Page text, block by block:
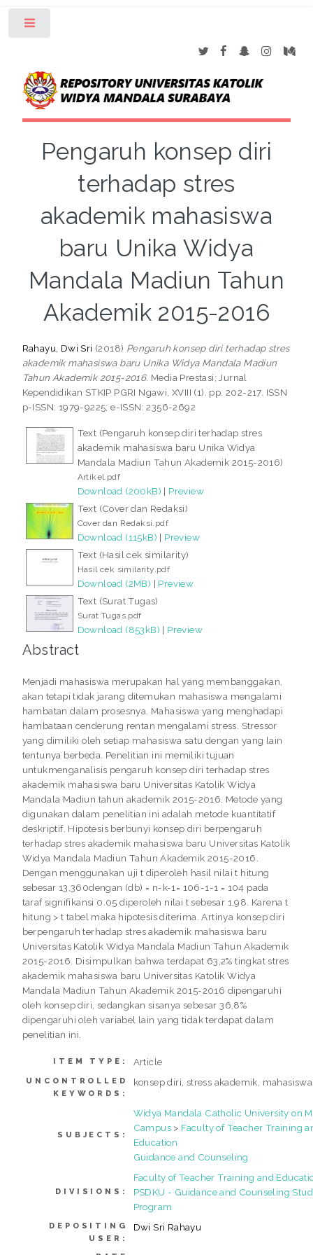
Pengaruh konsep diri
terhadap stres
akademik mahasiswa
baru Unika Widya
Mandala Madiun Tahun
Akademik 2015-2016
Rahayu, Dwi Sri (2018) Pengaruh konsep diri terhadap stres
akademik mahasiswa baru Unika Widya Mandala Madiun
Tahun Akademik 2015-2016. Media Prestasi; Jurnal
Kependidikan STKIP PGRI Ngawi, XVIII (1). pp. 202-217. ISSN
p-ISSN: 1979-9225; e-ISSN: 2356-2692
Text (Pengaruh konsep diri terhadap stres
akademik mahasiswa baru Unika Widya
Mandala Madiun Tahun Akademik 2015-2016)
Artikel.pdf
Download (200kB) | Preview
Text (Cover dan Redaksi)
Cover dan Redaksi.pdf
Download (115kB) | Preview
Text (Hasil cek similarity)
Hasil cek similarity.pdf
Download (2MB) | Preview
Text (Surat Tugas)
Surat Tugas.pdf
Download (853kB) | Preview
Abstract
Menjadi mahasiswa merupakan hal yang membanggakan,
akan tetapi tidak jarang ditemukan mahasiswa mengalami
hambatan dalam prosesnya. Mahasiswa yang menghadapi
hambataan cenderung rentan mengalami stress. Stressor
yang dimiliki oleh setiap mahasiswa satu dengan yang lain
tentunya berbeda. Penelitian ini memiliki tujuan
untukmenganalisis pengaruh konsep diri terhadap stres
akademik mahasiswa baru Universitas Katolik Widya
Mandala Madiun tahun akademik 2015-2016. Metode yang
digunakan dalam penelitian ini adalah metode kuantitatif
deskriptif. Hipotesis berbunyi konsep diri berpengaruh
terhadap stres akademik mahasiswa baru Universitas Katolik
Widya Mandala Madiun Tahun Akademik 2015-2016.
Dengan menggunakan uji t diperoleh hasil nilai t hitung
sebesar 13,360dengan (db) = n-k-1= 106-1-1 = 104 pada
taraf signifikansi 0.05 diperoleh nilai t sebesar 1,98. Karena t
hitung > t tabel maka hipotesis diterima. Artinya konsep diri
berpengaruh terhadap stres akademik mahasiswa baru
Universitas Katolik Widya Mandala Madiun Tahun Akademik
2015-2016. Disimpulkan bahwa terdapat 63,2% tingkat stres
akademik mahasiswa baru Universitas Katolik Widya
Mandala Madiun Tahun Akademik 2015-2016 dipengaruhi
oleh konsep diri, sedangkan sisanya sebesar 36,8%
dipengaruhi oleh variabel lain yang tidak terdapat dalam
penelitian ini.
ITEM TYPE: Article
UNCONTROLLED
KEYWORDS:
konsep diri, stress akademik,
SUBJECTS:
Widya Mandala Catholic University on
Campus > Faculty of Teacher Training
Education
Guidance and Counseling
DIVISIONS:
Faculty of Teacher Training and
PSDKU - Guidance and Counseling
Program
DEPOSITING
USER:
Dwi Sri Rahayu